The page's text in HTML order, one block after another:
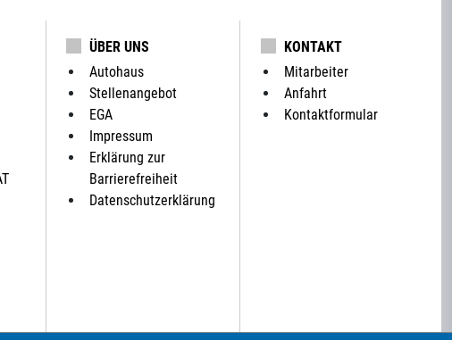
ÜBER UNS
Autohaus
Stellenangebot
EGA
Impressum
Erklärung zur
Barrierefreiheit
Datenschutzerklärung
KONTAKT
Mitarbeiter
Anfahrt
Kontaktformular